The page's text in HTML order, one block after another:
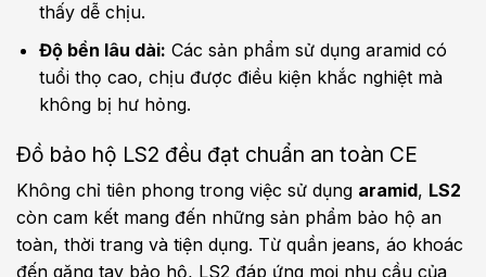
thấy dễ chịu.
Độ bền lâu dài: Các sản phẩm sử dụng aramid có
tuổi thọ cao, chịu được điều kiện khắc nghiệt mà
không bị hư hỏng.
Đồ bảo hộ LS2 đều đạt chuẩn an toàn CE
Không chỉ tiên phong trong việc sử dụng aramid, LS2
còn cam kết mang đến những sản phẩm bảo hộ an
toàn, thời trang và tiện dụng. Từ quần jeans, áo khoác
đến găng tay bảo hộ, LS2 đáp ứng mọi nhu cầu của